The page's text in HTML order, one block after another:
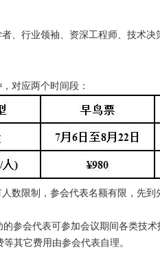
、行业领袖、资深工程师、技术决
对应两个时间段：
数限制，参会代表名额有限，先
的参会代表可参加会议期间各类技
其它费用由参会代表自理。